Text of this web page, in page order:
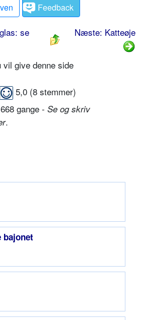
Feedback
se
Næste: Katteøje
give denne side
5,0 (8 stemmer)
gange - Se og skriv
.
bajonet